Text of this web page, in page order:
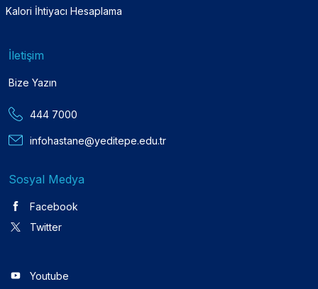
Kalori İhtiyacı Hesaplama
İletişim
Bize Yazın
444 7000
infohastane@yeditepe.edu.tr
Sosyal Medya
Facebook
Twitter
Youtube